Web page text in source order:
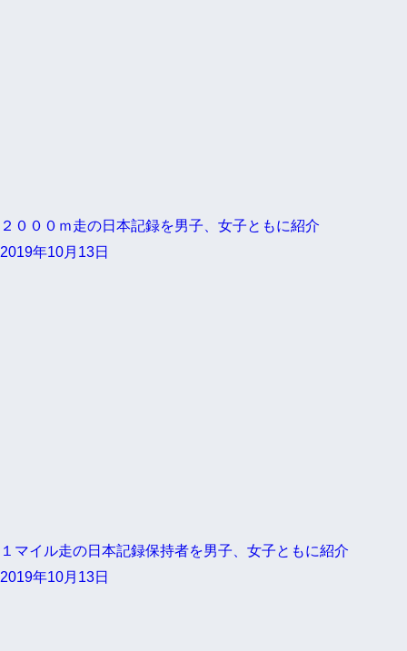
２０００ｍ走の日本記録を男子、女子ともに紹介
2019年10月13日
１マイル走の日本記録保持者を男子、女子ともに紹介
2019年10月13日